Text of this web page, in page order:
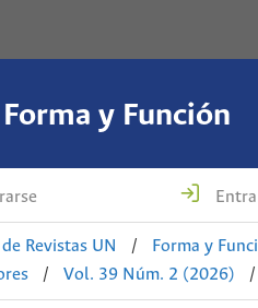
Forma y Función
Revistas UN /
Forma y
/ Vol. 39 Núm. 2 (2026) /